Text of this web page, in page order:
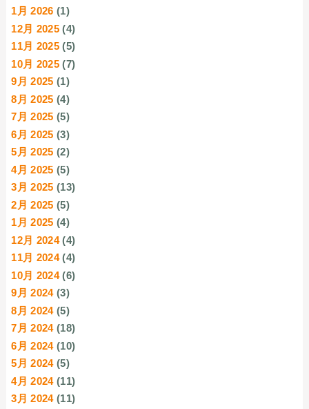
1月 2026 (1)
12月 2025 (4)
11月 2025 (5)
10月 2025 (7)
9月 2025 (1)
8月 2025 (4)
7月 2025 (5)
6月 2025 (3)
5月 2025 (2)
4月 2025 (5)
3月 2025 (13)
2月 2025 (5)
1月 2025 (4)
12月 2024(4)
11月 2024(4)
10月 2024(6)
9月 2024(3)
8月 2024(5)
7月 2024(18)
6月 2024(10)
5月 2024(5)
4月 2024(11)
3月 2024(11)